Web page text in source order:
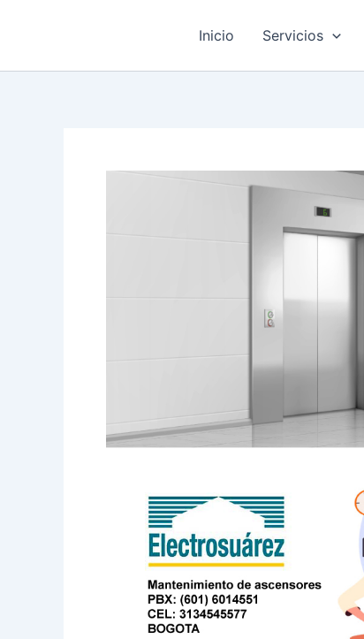
Inicio Servicios